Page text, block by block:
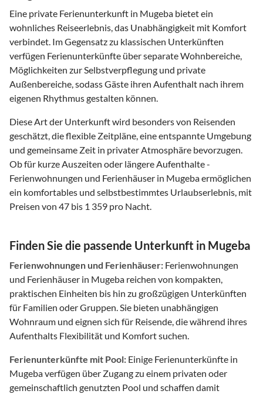
Eine private Ferienunterkunft in Mugeba bietet ein
wohnliches Reiseerlebnis, das Unabhängigkeit mit Komfort
verbindet. Im Gegensatz zu klassischen Unterkünften
verfügen Ferienunterkünfte über separate Wohnbereiche,
Möglichkeiten zur Selbstverpflegung und private
Außenbereiche, sodass Gäste ihren Aufenthalt nach ihrem
eigenen Rhythmus gestalten können.
Diese Art der Unterkunft wird besonders von Reisenden
geschätzt, die flexible Zeitpläne, eine entspannte Umgebung
und gemeinsame Zeit in privater Atmosphäre bevorzugen.
Ob für kurze Auszeiten oder längere Aufenthalte -
Ferienwohnungen und Ferienhäuser in Mugeba ermöglichen
ein komfortables und selbstbestimmtes Urlaubserlebnis, mit
Preisen von 47 bis 1 359 pro Nacht.
Finden Sie die passende Unterkunft in Mugeba
Ferienwohnungen und Ferienhäuser: Ferienwohnungen
und Ferienhäuser in Mugeba reichen von kompakten,
praktischen Einheiten bis hin zu großzügigen Unterkünften
für Familien oder Gruppen. Sie bieten unabhängigen
Wohnraum und eignen sich für Reisende, die während ihres
Aufenthalts Flexibilität und Komfort suchen.
Ferienunterkünfte mit Pool: Einige Ferienunterkünfte in
Mugeba verfügen über Zugang zu einem privaten oder
gemeinschaftlich genutzten Pool und schaffen damit